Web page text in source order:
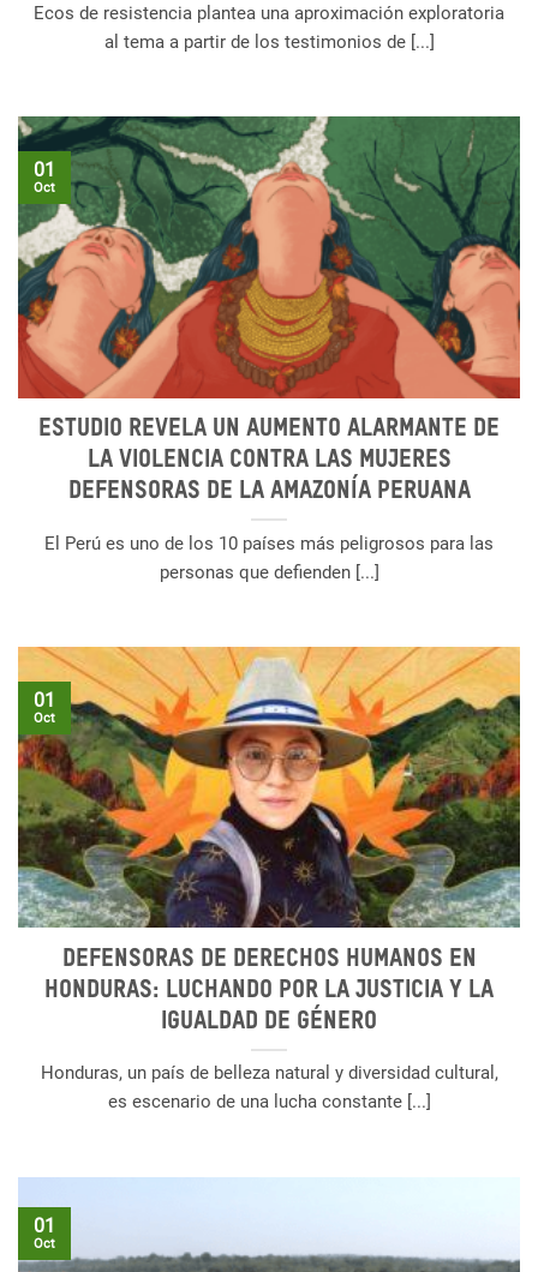
Ecos de resistencia plantea una aproximación exploratoria
al tema a partir de los testimonios de [...]
Estudio revela un aumento alarmante de
la violencia contra las mujeres
defensoras de la Amazonía peruana
El Perú es uno de los 10 países más peligrosos para las
personas que defienden [...]
01
Oct
Defensoras de derechos humanos en
Honduras: Luchando por la justicia y la
igualdad de género
Honduras, un país de belleza natural y diversidad cultural,
es escenario de una lucha constante [...]
01
Oct
01
Oct